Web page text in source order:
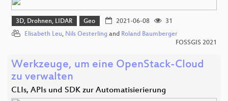
3D, Drohnen, LIDAR Geo 2021-06-08
31
Elisabeth Leu, Nils Oesterling and Roland Baumberger
FOSSGIS 2021
Werkzeuge, um eine OpenStack-Cloud
zu verwalten
CLIs, APIs und SDK zur Automatisierierung